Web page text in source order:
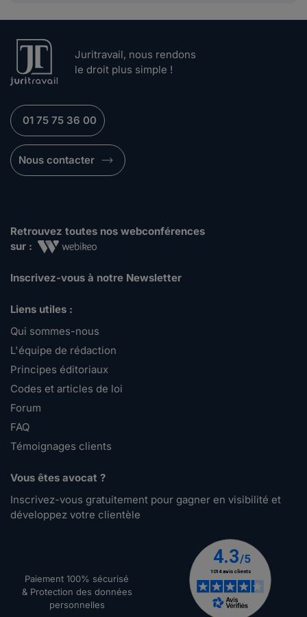
Juritravail, nous rendons
le droit plus simple !
01 75 75 36 00
Nous contacter
Retrouvez toutes nos webconférences
sur :
Inscrivez-vous à notre Newsletter
Liens utiles :
Qui sommes-nous
L'équipe de rédaction
Principes éditoriaux
Codes et articles de loi
Forum
FAQ
Témoignages clients
Vous êtes avocat ?
Inscrivez-vous gratuitement pour gagner en visibilité et
développez votre clientèle
Paiement 100% sécurisé
& Protection des données
personnelles